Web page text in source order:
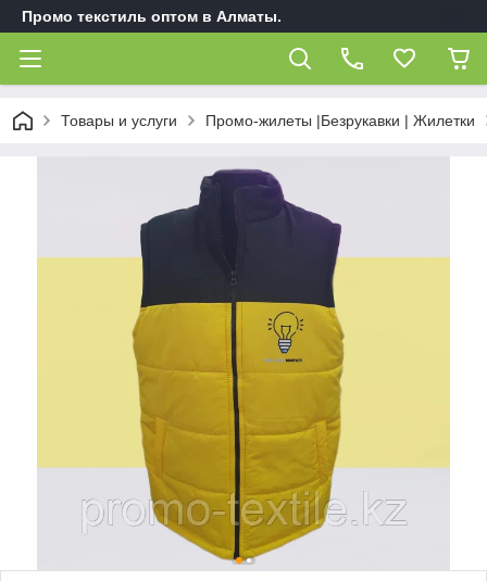
Промо текстиль оптом в Алматы.
Товары и услуги Промо-жилеты |Безрукавки | Жилетки